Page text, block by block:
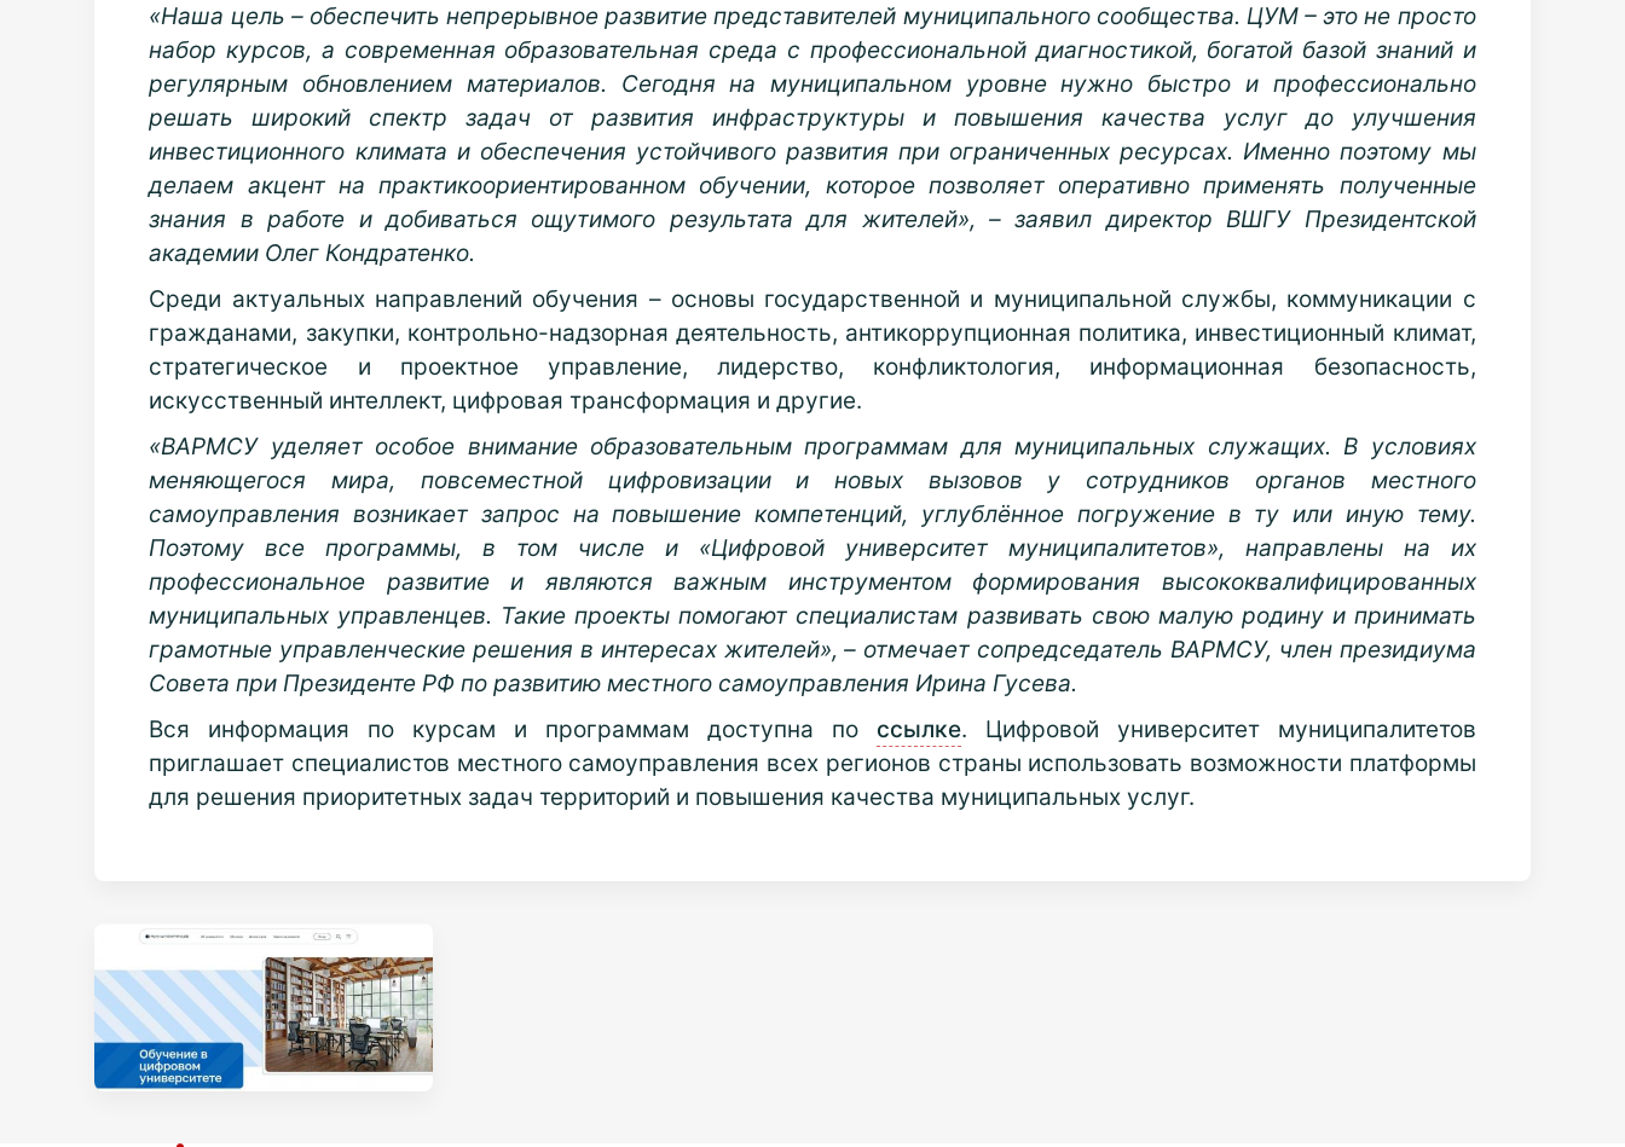
«Наша цель – обеспечить непрерывное развитие представителей муниципального сообщества. ЦУМ – это не просто
набор курсов, а современная образовательная среда с профессиональной диагностикой, богатой базой знаний и
регулярным обновлением материалов. Сегодня на муниципальном уровне нужно быстро и профессионально
решать широкий спектр задач от развития инфраструктуры и повышения качества услуг до улучшения
инвестиционного климата и обеспечения устойчивого развития при ограниченных ресурсах. Именно поэтому мы
делаем акцент на практикоориентированном обучении, которое позволяет оперативно применять полученные
знания в работе и добиваться ощутимого результата для жителей», – заявил директор ВШГУ Президентской
академии Олег Кондратенко.
Среди актуальных направлений обучения – основы государственной и муниципальной службы, коммуникации с
гражданами, закупки, контрольно-надзорная деятельность, антикоррупционная политика, инвестиционный климат,
стратегическое и проектное управление, лидерство, конфликтология, информационная безопасность,
искусственный интеллект, цифровая трансформация и другие.
«ВАРМСУ уделяет особое внимание образовательным программам для муниципальных служащих. В условиях
меняющегося мира, повсеместной цифровизации и новых вызовов у сотрудников органов местного
самоуправления возникает запрос на повышение компетенций, углублённое погружение в ту или иную тему.
Поэтому все программы, в том числе и «Цифровой университет муниципалитетов», направлены на их
профессиональное развитие и являются важным инструментом формирования высококвалифицированных
муниципальных управленцев. Такие проекты помогают специалистам развивать свою малую родину и принимать
грамотные управленческие решения в интересах жителей», – отмечает сопредседатель ВАРМСУ, член президиума
Совета при Президенте РФ по развитию местного самоуправления Ирина Гусева.
Вся информация по курсам и программам доступна по ссылке. Цифровой университет муниципалитетов
приглашает специалистов местного самоуправления всех регионов страны использовать возможности платформы
для решения приоритетных задач территорий и повышения качества муниципальных услуг.